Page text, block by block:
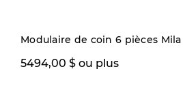
Modulaire de coin 6 pièces Mila
5494,00 $ ou plus